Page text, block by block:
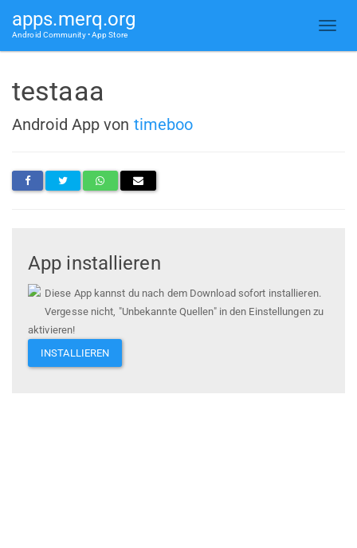
apps.merq.org
Android Community • App Store
testaaa
Android App von timeboo
App installieren
Diese App kannst du nach dem Download sofort installieren.
Vergesse nicht, "Unbekannte Quellen" in den Einstellungen zu
aktivieren!
INSTALLIEREN